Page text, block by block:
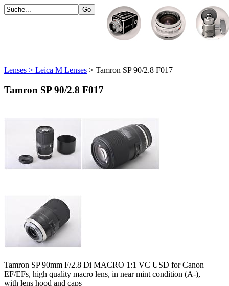
Lenses > Leica M Lenses > Tamron SP 90/2.8 F017
Tamron SP 90/2.8 F017
Tamron SP 90mm F/2.8 Di MACRO 1:1 VC USD for Canon
EF/EFs, high quality macro lens, in near mint condition (A-),
with lens hood and caps